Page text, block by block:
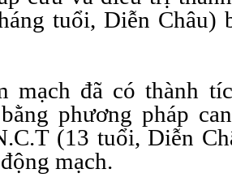
tuổi, Diễn Châu)
mạch đã có thành
phương pháp
(13 tuổi, Diễn
mạch.